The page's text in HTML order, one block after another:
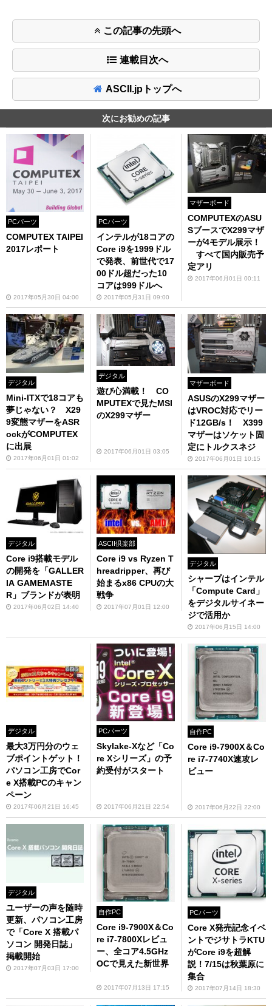
この記事の先頭へ
連載目次へ
ASCII.jpトップへ
次にお勧めの記事
PCパーツ
COMPUTEX TAIPEI
2017レポート
2017年05月30日 04:00
PCパーツ
インテルが18コアの
Core i9を1999ドル
で発表、前世代で17
00ドル超だった10
コアは999ドルへ
2017年05月31日 09:00
マザーボード
COMPUTEXのASU
SブースでX299マザ
ーが4モデル展示！
すべて国内販売予
定アリ
2017年06月01日 00:11
デジタル
Mini-ITXで18コアも
夢じゃない？ X29
9変態マザーをASR
ockがCOMPUTEX
に出展
2017年06月01日 01:02
デジタル
遊び心満載！ CO
MPUTEXで見たMSI
のX299マザー
2017年06月01日 03:05
マザーボード
ASUSのX299マザー
はVROC対応でリー
ド12GB/s！ X399
マザーはソケット固
定にトルクスネジ
2017年06月01日 10:15
デジタル
Core i9搭載モデル
の開発を「GALLER
IA GAMEMASTE
R」ブランドが表明
2017年06月02日 14:40
ASCII倶楽部
Core i9 vs Ryzen T
hreadripper、再び
始まるx86 CPUの大
戦争
2017年07月01日 12:00
デジタル
シャープはインテル
「Compute Card」
をデジタルサイネー
ジで活用か
2017年06月15日 14:00
デジタル
最大3万円分のウェ
ブポイントゲット！
パソコン工房でCor
e X搭載PCのキャン
ペーン
2017年06月21日 16:45
PCパーツ
Skylake-Xなど「Co
re Xシリーズ」の予
約受付がスタート
2017年06月21日 22:54
自作PC
Core i9-7900X＆Co
re i7-7740X速攻レ
ビュー
2017年06月22日 22:00
デジタル
ユーザーの声を随時
更新、パソコン工房
で「Core X 搭載パ
ソコン 開発日誌」
掲載開始
2017年07月03日 17:00
自作PC
Core i9-7900X＆Co
re i7-7800Xレビュ
ー、全コア4.5GHz
OCで見えた新世界
2017年07月13日 17:15
PCパーツ
Core X発売記念イベ
ントでジサトラKTU
がCore i9を超解
説！7/15は秋葉原に
集合
2017年07月14日 18:30